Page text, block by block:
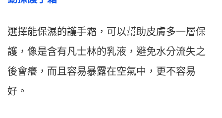
選擇能保濕的護手霜，可以幫助皮膚多一層保
護，像是含有凡士林的乳液，避免水分流失之
後會癢，而且容易暴露在空氣中，更不容易
好。